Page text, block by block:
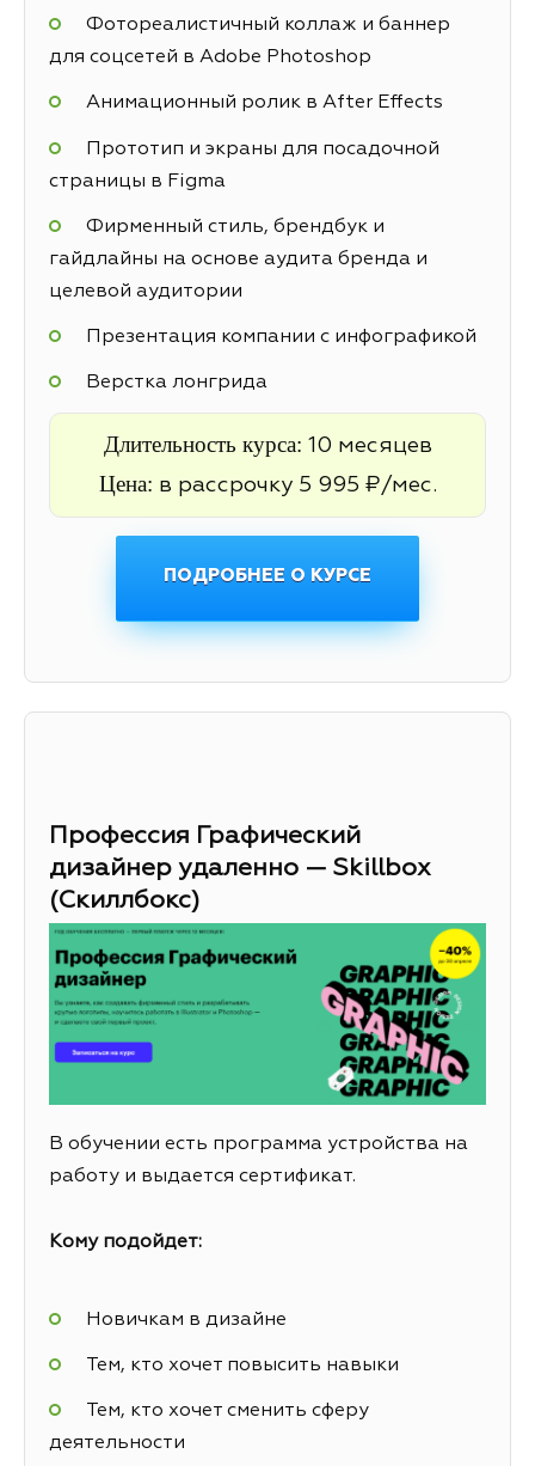
Фотореалистичный коллаж и баннер
для соцсетей в Adobe Photoshop
Анимационный ролик в After Effects
Прототип и экраны для посадочной
страницы в Figma
Фирменный стиль, брендбук и
гайдлайны на основе аудита бренда и
целевой аудитории
Презентация компании с инфографикой
Верстка лонгрида
Длительность курса: 10 месяцев
Цена: в рассрочку 5 995 ₽/мес.
ПОДРОБНЕЕ О КУРСЕ
Профессия Графический
дизайнер удаленно — Skillbox
(Скиллбокс)
В обучении есть программа устройства на
работу и выдается сертификат.
Кому подойдет:
Новичкам в дизайне
Тем, кто хочет повысить навыки
Тем, кто хочет сменить сферу
деятельности